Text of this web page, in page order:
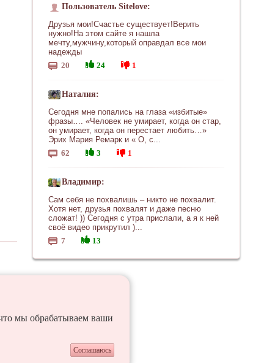
Пользователь Sitelove:
Друзья мои!Счастье существует!Верить
нужно!На этом сайте я нашла
мечту,мужчину,который оправдал все мои
надежды
20
24 1
Наталия:
Сегодня мне попались на глаза «избитые»
фразы…. «Человек не умирает, когда он стар,
он умирает, когда он перестает любить…»
Эрих Мария Ремарк и « О, с...
62
3 1
Владимир:
Сам себя не похвалишь – никто не похвалит.
Хотя нет, друзья похвалят и даже песню
сложат! )) Сегодня с утра прислали, а я к ней
своё видео прикрутил )...
7
13
мы обрабатываем ваши
Соглашаюсь